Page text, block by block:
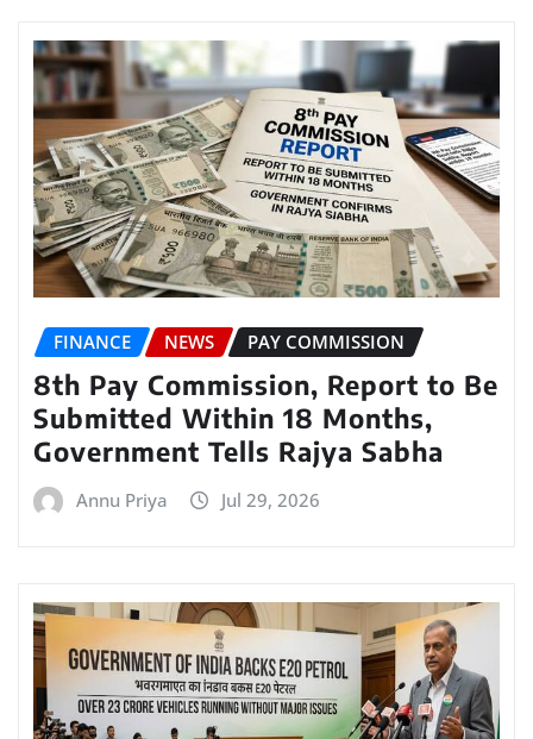
FINANCE NEWS PAY COMMISSION
8th Pay Commission, Report to Be
Submitted Within 18 Months,
Government Tells Rajya Sabha
Annu Priya Jul 29, 2026